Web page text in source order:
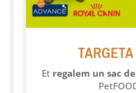
Et regalem un sac